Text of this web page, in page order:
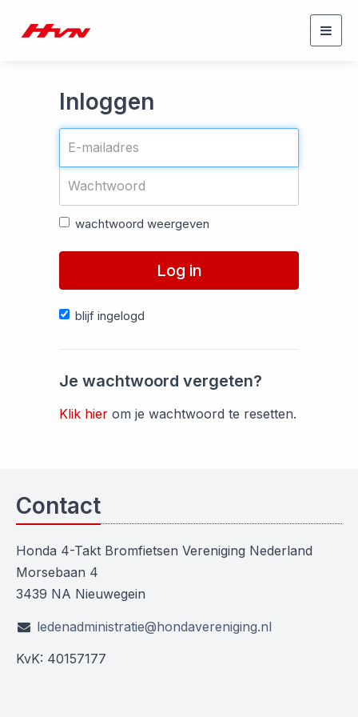
Inloggen
wachtwoord weergeven
Log in
blijf ingelogd
Je wachtwoord vergeten?
Klik hier om je wachtwoord te resetten.
Contact
Honda 4-Takt Bromfietsen Vereniging Nederland
Morsebaan 4
3439 NA Nieuwegein
ledenadministratie@hondavereniging.nl
KvK: 40157177